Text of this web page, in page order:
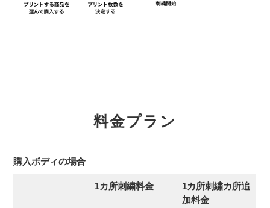
料金プラン
購入ボディの場合
1カ所刺繍料金
1カ所刺繍カ所追
加料金